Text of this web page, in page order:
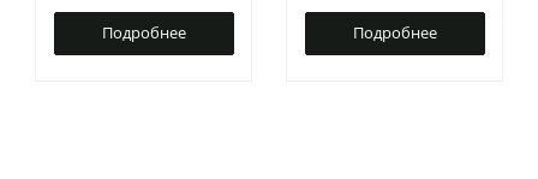
Подробнее Подробнее